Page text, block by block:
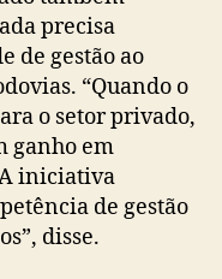
precisa
de gestão ao
“Quando o
o setor privado,
ganho em
iniciativa
de gestão
disse.